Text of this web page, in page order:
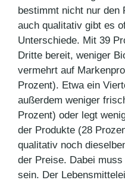
bestimmt nicht nur den
auch qualitativ gibt es
Unterschiede. Mit 39
Dritte bereit, weniger
vermehrt auf
Prozent). Etwa ein
außerdem weniger
Prozent) oder legt
der Produkte (28
qualitativ noch
der Preise. Dabei
sein. Der